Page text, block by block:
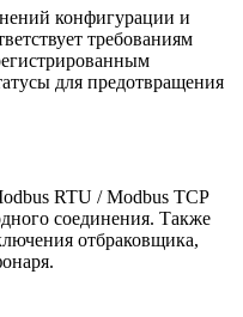
конфигурации и
требованиям
для предотвращения
RTU / Modbus ТСР
соединения. Также
отбраковщика,